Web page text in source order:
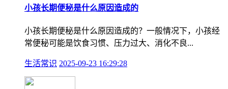
小孩长期便秘是什么原因造成的
小孩长期便秘是什么原因造成的？一般情况下，小孩经
常便秘可能是饮食习惯、压力过大、消化不良...
生活常识 2025-09-23 16:29:28